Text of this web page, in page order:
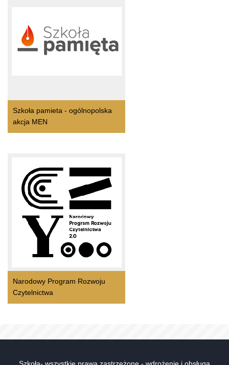
Szkoła pamieta - ogólnopolska
akcja MEN
Narodowy Program Rozwoju
Czytelnictwa